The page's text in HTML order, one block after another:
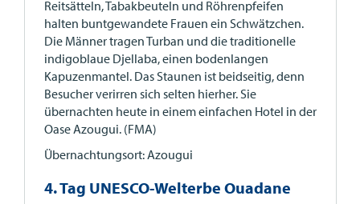
Reitsätteln, Tabakbeuteln und Röhrenpfeifen
halten buntgewandete Frauen ein Schwätzchen.
Die Männer tragen Turban und die traditionelle
indigoblaue Djellaba, einen bodenlangen
Kapuzenmantel. Das Staunen ist beidseitig, denn
Besucher verirren sich selten hierher. Sie
übernachten heute in einem einfachen Hotel in der
Oase Azougui. (FMA)
Übernachtungsort: Azougui
4. Tag UNESCO-Welterbe Ouadane